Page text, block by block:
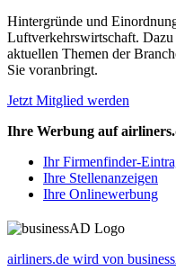
Hintergründe und
Luftverkehrswirtschaft. Dazu
aktuellen Themen der
Sie voranbringt.
Jetzt Mitglied werden
Ihre Werbung auf
Ihr Firmenfinder-
Ihre Stellenanzeigen
Ihre Onlinewerbung
airliners.de wird von